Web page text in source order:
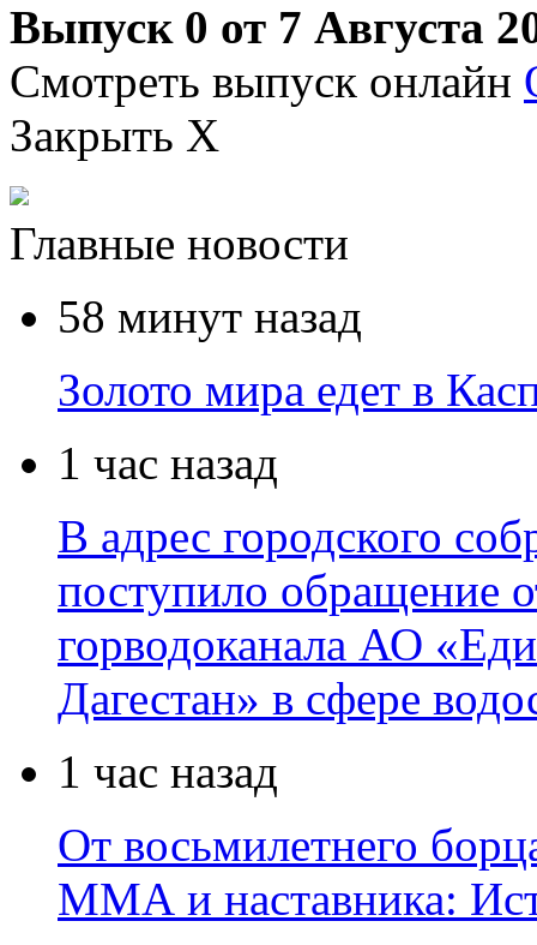
Выпуск 0 от 7 Августа
Смотреть выпуск онлайн
Закрыть X
Главные новости
58 минут назад
Золото мира едет в
1 час назад
В адрес городского
поступило обращение
горводоканала АО
Дагестан» в сфере
1 час назад
От восьмилетнего
ММА и наставника: